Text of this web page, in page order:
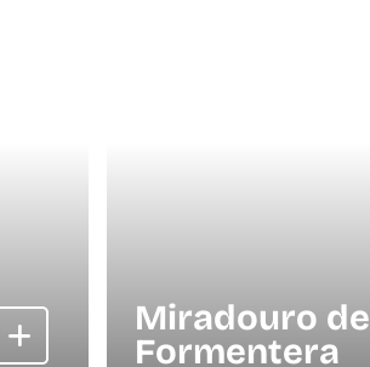
Miradouro de
Formentera